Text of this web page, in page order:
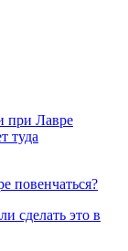
при Лавре
туда
повенчаться?
сделать это в